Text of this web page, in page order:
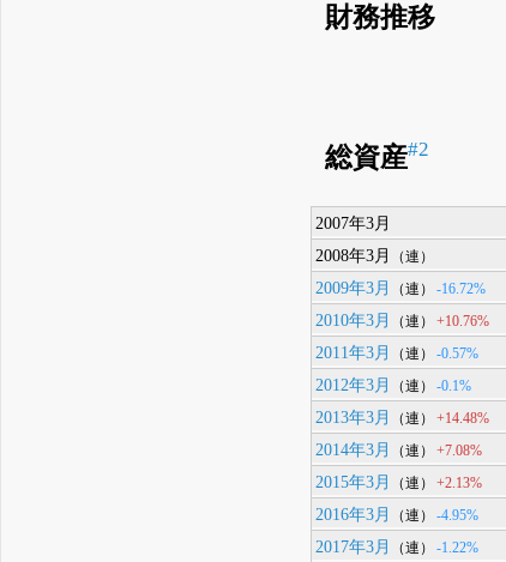
財務推移
総資産#2
2007年3月
2008年3月
（連）
2009年3月
（連） -16.72%
2010年3月
（連） +10.76%
2011年3月
（連） -0.57%
2012年3月
（連） -0.1%
2013年3月
（連） +14.48%
2014年3月
（連） +7.08%
2015年3月
（連） +2.13%
2016年3月
（連） -4.95%
2017年3月
（連） -1.22%